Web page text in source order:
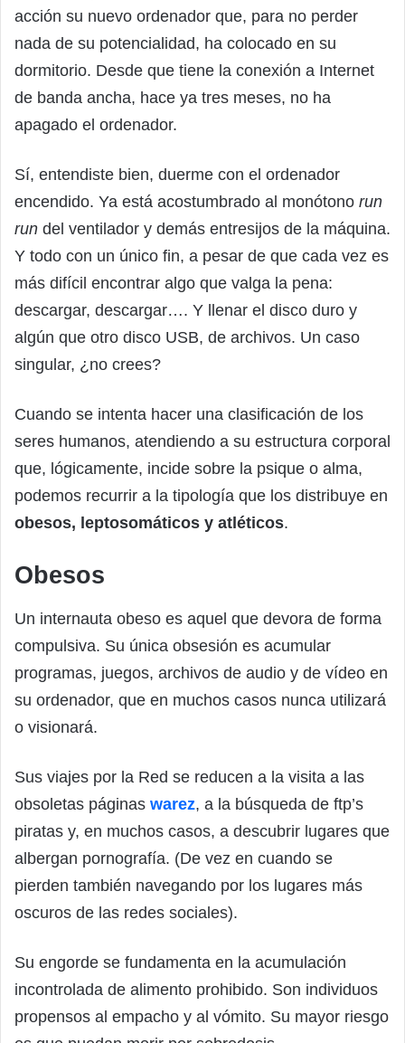
acción su nuevo ordenador que, para no perder
nada de su potencialidad, ha colocado en su
dormitorio. Desde que tiene la conexión a Internet
de banda ancha, hace ya tres meses, no ha
apagado el ordenador.
Sí, entendiste bien, duerme con el ordenador
encendido. Ya está acostumbrado al monótono run
run del ventilador y demás entresijos de la máquina.
Y todo con un único fin, a pesar de que cada vez es
más difícil encontrar algo que valga la pena:
descargar, descargar…. Y llenar el disco duro y
algún que otro disco USB, de archivos. Un caso
singular, ¿no crees?
Cuando se intenta hacer una clasificación de los
seres humanos, atendiendo a su estructura corporal
que, lógicamente, incide sobre la psique o alma,
podemos recurrir a la tipología que los distribuye en
obesos, leptosomáticos y atléticos.
Obesos
Un internauta obeso es aquel que devora de forma
compulsiva. Su única obsesión es acumular
programas, juegos, archivos de audio y de vídeo en
su ordenador, que en muchos casos nunca utilizará
o visionará.
Sus viajes por la Red se reducen a la visita a las
obsoletas páginas warez, a la búsqueda de ftp’s
piratas y, en muchos casos, a descubrir lugares que
albergan pornografía. (De vez en cuando se
pierden también navegando por los lugares más
oscuros de las redes sociales).
Su engorde se fundamenta en la acumulación
incontrolada de alimento prohibido. Son individuos
propensos al empacho y al vómito. Su mayor riesgo